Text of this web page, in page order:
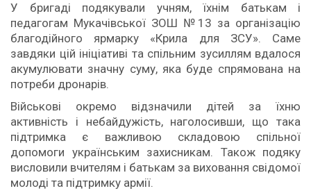
У бригаді подякували учням, їхнім батькам і
педагогам Мукачівської ЗОШ №13 за організацію
благодійного ярмарку «Крила для ЗСУ». Саме
завдяки цій ініціативі та спільним зусиллям вдалося
акумулювати значну суму, яка буде спрямована на
потреби дронарів.
Військові окремо відзначили дітей за їхню
активність і небайдужість, наголосивши, що така
підтримка є важливою складовою спільної
допомоги українським захисникам. Також подяку
висловили вчителям і батькам за виховання свідомої
молоді та підтримку армії.